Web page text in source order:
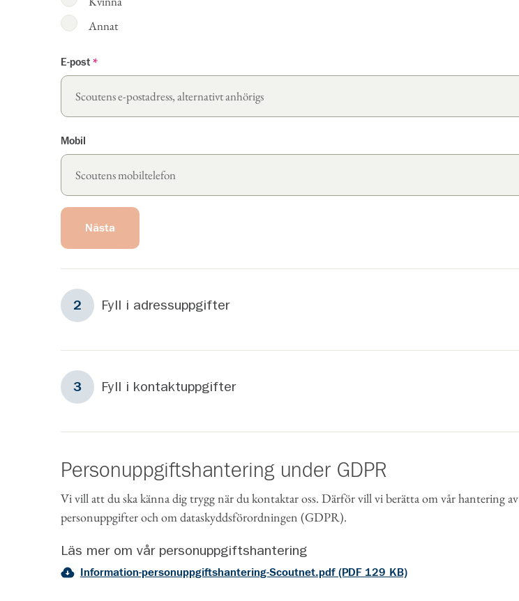
Annat
E-post *
Mobil
Nästa
2 Steg 2
Fyll i adressuppgifter
3 Steg 3
Fyll i kontaktuppgifter
Personuppgiftshantering under GDPR
Vi vill att du ska känna dig trygg när du kontaktar oss. Därför vill vi berätta om vår hantering av
personuppgifter och om dataskyddsförordningen (GDPR).
Läs mer om vår personuppgiftshantering
Information-personuppgiftshantering-Scoutnet.pdf (PDF 129 KB)